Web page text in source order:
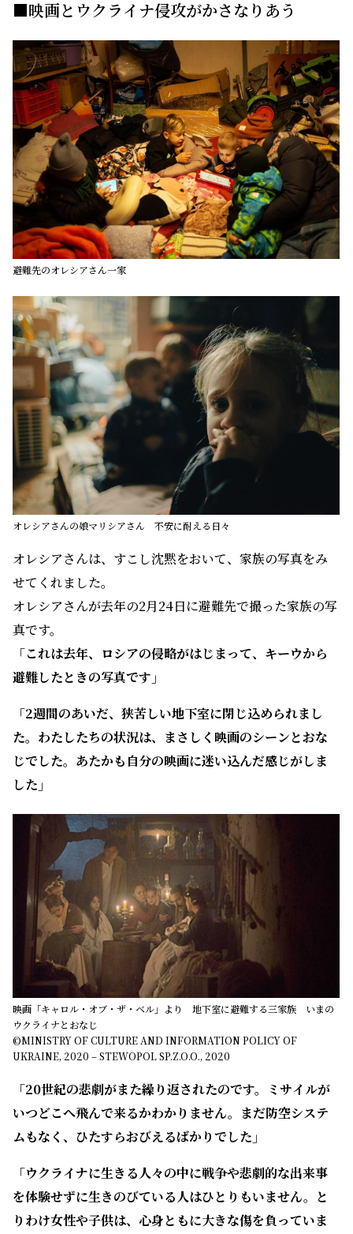
■映画とウクライナ侵攻がかさなりあう
避難先のオレシアさん一家
オレシアさんの娘マリシアさん 不安に耐える日々
オレシアさんは、すこし沈黙をおいて、家族の写真をみ
せてくれました。
オレシアさんが去年の2月24日に避難先で撮った家族の写
真です。
「これは去年、ロシアの侵略がはじまって、キーウから
避難したときの写真です」
「2週間のあいだ、狭苦しい地下室に閉じ込められまし
た。わたしたちの状況は、まさしく映画のシーンとおな
じでした。あたかも自分の映画に迷い込んだ感じがしま
した」
映画「キャロル・オブ・ザ・ベル」より 地下室に避難する三家族 いまの
ウクライナとおなじ
©MINISTRY OF CULTURE AND INFORMATION POLICY OF
UKRAINE, 2020 – STEWOPOL SP.Z.O.O., 2020
「20世紀の悲劇がまた繰り返されたのです。ミサイルが
いつどこへ飛んで来るかわかりません。まだ防空システ
ムもなく、ひたすらおびえるばかりでした」
「ウクライナに生きる人々の中に戦争や悲劇的な出来事
を体験せずに生きのびている人はひとりもいません。と
りわけ女性や子供は、心身ともに大きな傷を負っていま